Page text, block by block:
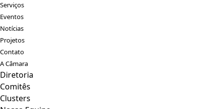
Serviços
Eventos
Notícias
Projetos
Contato
A Câmara
Diretoria
Comitês
Clusters